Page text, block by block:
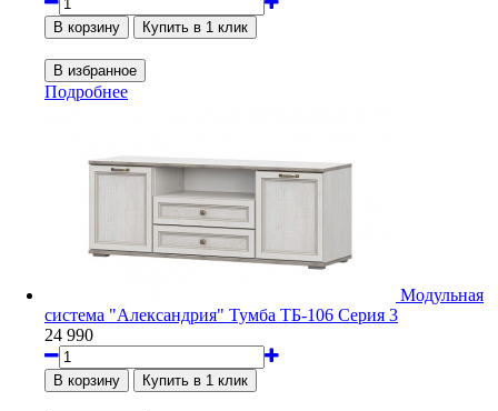
Подробнее
Модульная
система "Александрия" Тумба ТБ-106 Серия 3
24 990